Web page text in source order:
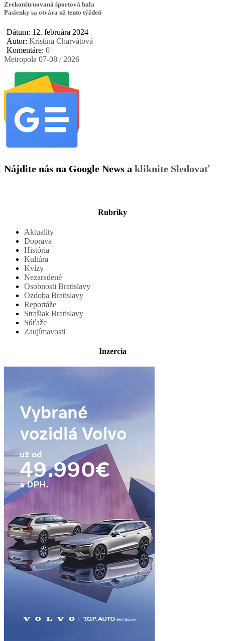
Zrekonštruovaná športová hala
Pasienky sa otvára už tento týždeň
Dátum: 12. februára 2024
Autor: Kristína Charvátová
Komentáre: 0
Metropola 07-08 / 2026
Nájdite nás na Google News a kliknite Sledovať
Rubriky
Aktuality
Doprava
História
Kultúra
Kvízy
Nezaradené
Osobnosti Bratislavy
Ozdoba Bratislavy
Reportáže
Strašiak Bratislavy
Súťaže
Zaujímavosti
Inzercia